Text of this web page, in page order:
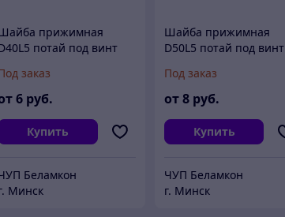
прижимная
потай под винт
заказ
6 руб.
Купить
Беламкон
Минск
Шайба прижимная
D50L5 потай под винт
Под заказ
от8 руб.
Купить
ЧУП Беламкон
г. Минск